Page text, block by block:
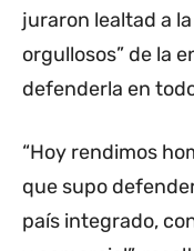
juraron lealtad a
orgullosos” de la
defenderla en
“Hoy rendimos
que supo
país integrado,